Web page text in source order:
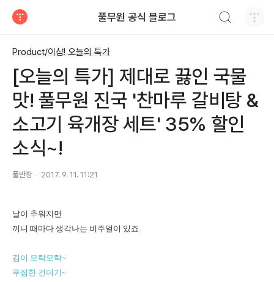
풀무원 공식 블로그
Product/이샵! 오늘의 특가
[오늘의 특가] 제대로 끓인 국물
맛! 풀무원 진국 '찬마루 갈비탕 &
소고기 육개장 세트' 35% 할인
소식~!
풀반장 2017. 9. 11. 11:21
날이 추워지면
끼니 때마다 생각나는 비주얼이 있죠.
김이 모락모락~
푸짐한 건더기~